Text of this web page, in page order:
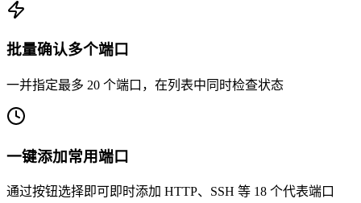
批量确认多个端口
一并指定最多 20 个端口，在列表中同时检查状态
一键添加常用端口
通过按钮选择即可即时添加 HTTP、SSH 等 18 个代表端口